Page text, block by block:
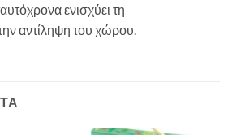
ενισχύει τη
αντίληψη του χώρου.